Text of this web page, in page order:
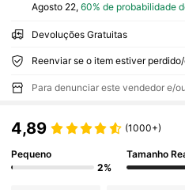
Agosto 22, 60% de probabilidade
Devoluções Gratuitas
Para denunciar este vendedor e/
4,89 (1000+)
Pequeno
2%
Tamanho